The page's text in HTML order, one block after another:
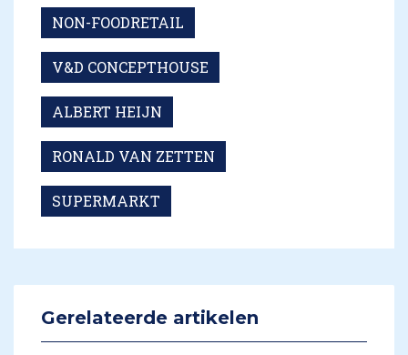
NON-FOODRETAIL
V&D CONCEPTHOUSE
ALBERT HEIJN
RONALD VAN ZETTEN
SUPERMARKT
Gerelateerde artikelen